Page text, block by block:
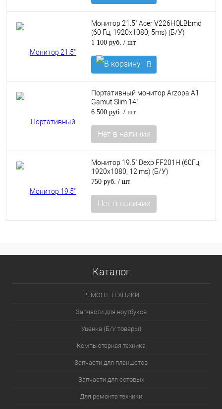
корзину
Монитор 21.5" Acer V226HQLBbmd
(60 Гц, 1920x1080, 5ms) (Б/У)
1 100 руб. / шт
В
корзину
Портативный монитор Arzopa A1
Gamut Slim 14"
6 500 руб. / шт
Нет в наличии
Монитор 19.5" Dexp FF201H (60Гц,
1920x1080, 12 ms) (Б/У)
750 руб. / шт
Нет в наличии
Каталог
РЕМОНТ ТЕХНИКИ
Запчасти для ноутбуков
Уценка (Б/У товары)
Компьютерная техника
Запчасти для планшетов
Запчасти для сотовых
Для ремонта техники